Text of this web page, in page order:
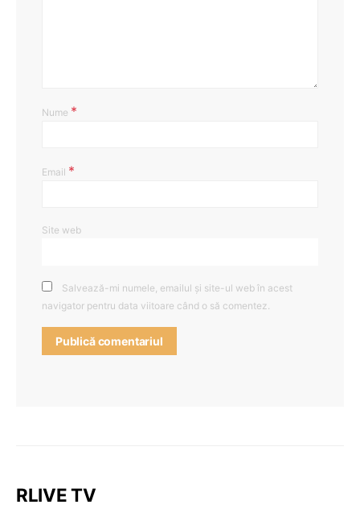
Nume *
Email *
Site web
Salvează-mi numele, emailul și site-ul web în acest
navigator pentru data viitoare când o să comentez.
RLIVE TV